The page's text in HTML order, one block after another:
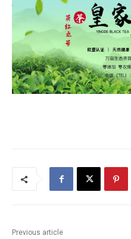
Previous article